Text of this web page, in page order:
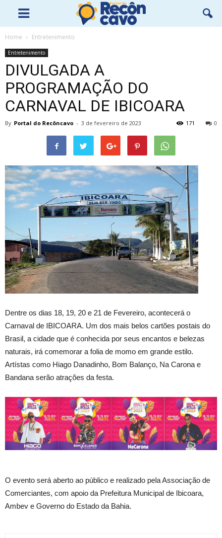
Home Entretenimento
Entretenimento
DIVULGADA A
PROGRAMAÇÃO DO
CARNAVAL DE IBICOARA
By Portal do Recôncavo - 3 de fevereiro de 2023 0
171
Dentre os dias 18, 19, 20 e 21 de Fevereiro, acontecerá o
Carnaval de IBICOARA. Um dos mais belos cartões postais do
Brasil, a cidade que é conhecida por seus encantos e belezas
naturais, irá comemorar a folia de momo em grande estilo.
Artístas como Hiago Danadinho, Bom Balanço, Na Carona e
Bandana serão atrações da festa.
O evento será aberto ao público e realizado pela Associação de
Comerciantes, com apoio da Prefeitura Municipal de Ibicoara,
Ambev e Governo do Estado da Bahia.